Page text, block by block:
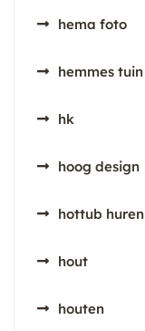
hema foto
hemmes tuin
hk
hoog design
hottub huren
hout
houten